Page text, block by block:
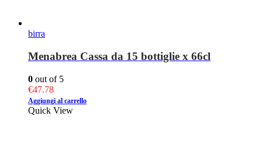
birra
Menabrea Cassa da 15 bottiglie x 66cl
0 out of 5
€47.78
Aggiungi al carrello
Quick View